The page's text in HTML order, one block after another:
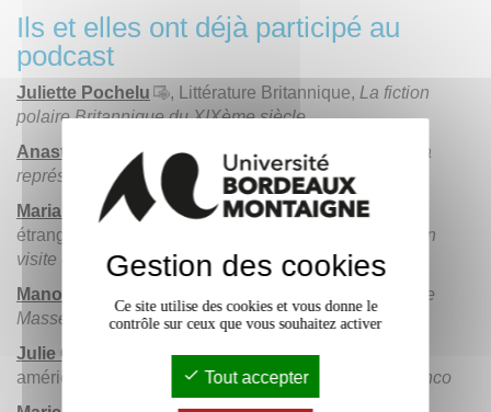
Ils et elles ont déjà participé au
podcast
Juliette Pochelu , Littérature Britannique, La fiction
polaire Britannique du XIXème siècle
Anastasia Lebedeva
, Etudes Slaves - Cinéma,
La
représentation du Queer dans le cinéma Russe
Maria Gabriela Dascalakis
, Langues et Littérature
étrangère,
Représentation des Présidents Français en
visite en Argentine dans la Presse locale
Manon Delobel
Concept de
Masse
Julie Olivier
, Études hispaniques et hispano-
américaine,
Les stéréotypes de genre dans le Flamenco
Gestion des cookies
Ce site utilise des cookies et vous donne le
contrôle sur ceux que vous souhaitez activer
Tout accepter